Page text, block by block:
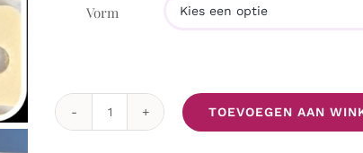
Vorm
Vilt
TOEVOEGEN AAN